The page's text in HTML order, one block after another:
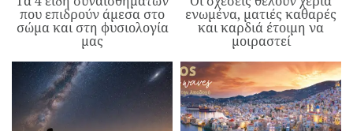
που επιδρούν άμεσα στο
σώμα και στη φυσιολογία
μας
ενωμένα, ματιές καθαρές
και καρδιά έτοιμη να
μοιραστεί